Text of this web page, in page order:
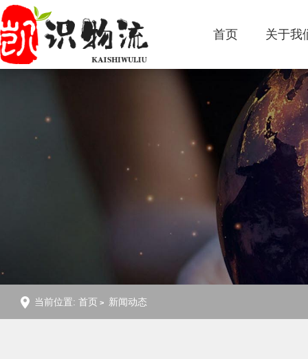
首页 关于我
当前位置: 首页 新闻动态